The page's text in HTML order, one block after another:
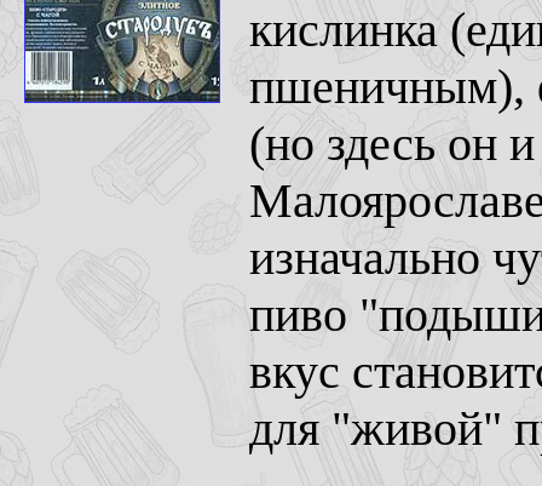
кислинка
пшеничным),
(но здесь он
изначально
пиво
вкус
для "живой"